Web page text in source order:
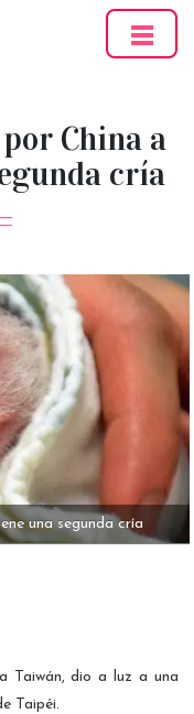
China a
cría
una segunda cría
Taiwán, dio a luz a una
Taipéi.